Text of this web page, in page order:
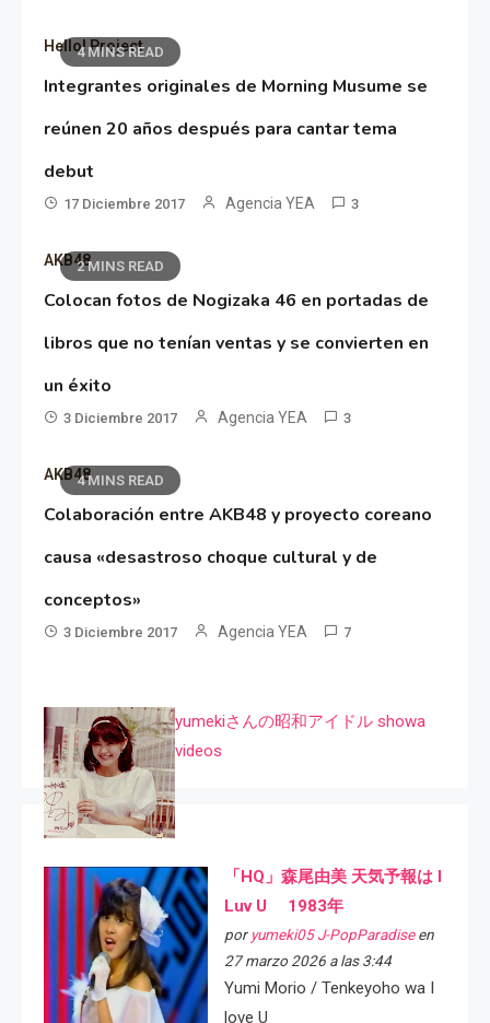
4 MINS READ
Hello! Project
Integrantes originales de Morning Musume se
reúnen 20 años después para cantar tema
debut
17 Diciembre 2017 Agencia YEA 3
2 MINS READ
AKB48
Colocan fotos de Nogizaka 46 en portadas de
libros que no tenían ventas y se convierten en
un éxito
3 Diciembre 2017 Agencia YEA 3
4 MINS READ
AKB48
Colaboración entre AKB48 y proyecto coreano
causa «desastroso choque cultural y de
conceptos»
3 Diciembre 2017 Agencia YEA 7
yumekiさんの昭和アイドル showa
videos
「HQ」森尾由美 天気予報は I
Luv U 1983年
por yumeki05 J-PopParadiseen
27 marzo 2026 a las 3:44
Yumi Morio / Tenkeyoho wa I
love U